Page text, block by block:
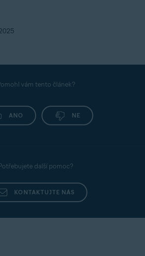
vám tento článek?
ANO NE
další pomoc?
KONTAKTUJTE NÁS